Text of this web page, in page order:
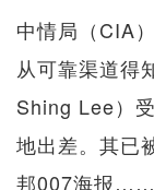
中情局（CIA
从可靠渠道得
Shing Lee）
地出差。其已
邦007海报……